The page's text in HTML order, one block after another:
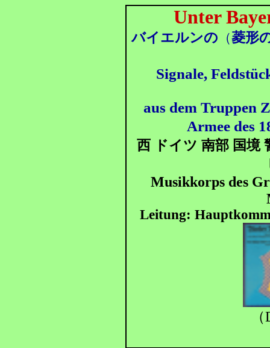
Unter
バイエルンの （菱形
Signale,
aus dem Truppen
Armee des
西 ドイツ 南部 国境
Musikkorps des
Leitung: